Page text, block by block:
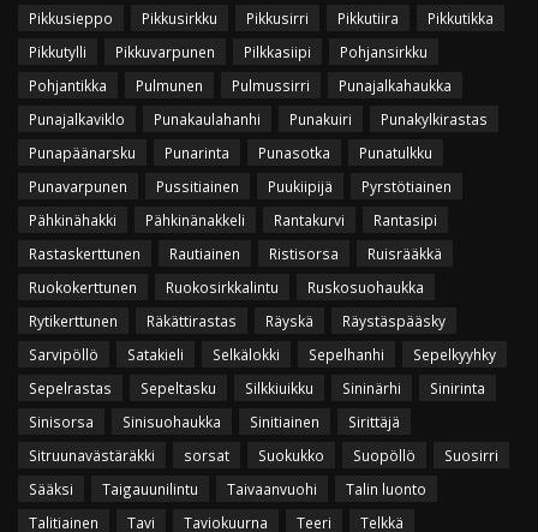
Pikkusieppo
Pikkusirkku Pikkusirri Pikkutiira
Pikkutikka
Pikkutylli
Pikkuvarpunen Pilkkasiipi
Pohjansirkku
Pohjantikka
Pulmunen Pulmussirri
Punajalkahaukka
Punajalkaviklo
Punakaulahanhi Punakuiri
Punakylkirastas
Punapäänarsku
Punarinta Punasotka
Punatulkku
Punavarpunen
Pussitiainen Puukiipijä
Pyrstötiainen
Pähkinähakki
Pähkinänakkeli Rantakurvi
Rantasipi
Rastaskerttunen
Rautiainen Ristisorsa
Ruisrääkkä
Ruokokerttunen
Ruokosirkkalintu
Ruskosuohaukka
Rytikerttunen
Räkättirastas Räyskä
Räystäspääsky
Sarvipöllö
Satakieli Selkälokki Sepelhanhi
Sepelkyyhky
Sepelrastas
Sepeltasku Silkkiuikku Sininärhi
Sinirinta
Sinisorsa
Sinisuohaukka Sinitiainen
Sirittäjä
Sitruunavästäräkki
sorsat Suokukko Suopöllö
Suosirri
Sääksi
Taigauunilintu Taivaanvuohi
Talin luonto
Talitiainen
Tavi Taviokuurna Teeri Telkkä